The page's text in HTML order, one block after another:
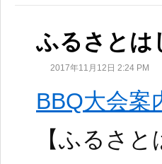
ふるさと
2017年11月12日 2:24 PM
BBQ大会案
【ふるさ